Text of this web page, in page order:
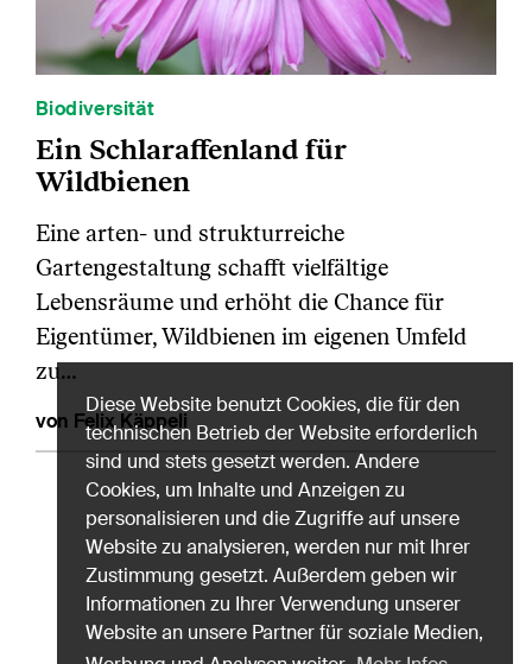
Biodiversität
Ein Schlaraffenland für
Wildbienen
Eine arten- und strukturreiche
Gartengestaltung schafft vielfältige
Lebensräume und erhöht die Chance für
Eigentümer, Wildbienen im eigenen Umfeld
zu…
von Felix Käppeli
Diese Website benutzt Cookies, die für den
technischen Betrieb der Website erforderlich
sind und stets gesetzt werden. Andere
Cookies, um Inhalte und Anzeigen zu
personalisieren und die Zugriffe auf unsere
Website zu analysieren, werden nur mit Ihrer
Zustimmung gesetzt. Außerdem geben wir
Informationen zu Ihrer Verwendung unserer
Website an unsere Partner für soziale Medien,